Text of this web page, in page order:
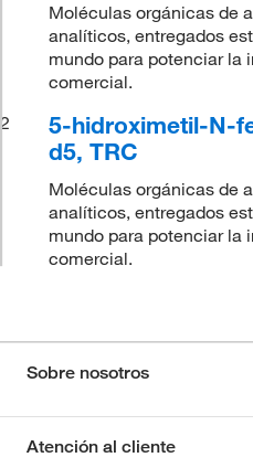
Moléculas orgánicas de
analíticos, entregados
mundo para potenciar la
comercial.
2
5-hidroximetil-N-
d5, TRC
Moléculas orgánicas de
analíticos, entregados
mundo para potenciar la
comercial.
Sobre nosotros
Atención al cliente